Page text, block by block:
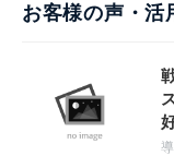
お客様の声・活